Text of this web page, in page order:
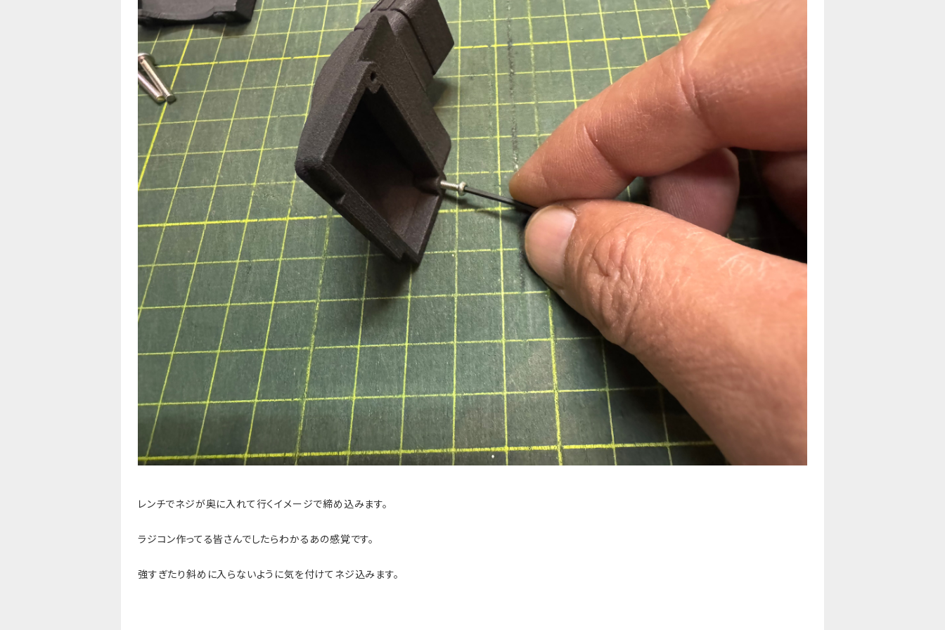
レンチでネジが奥に入れて行くイメージで締め込みます。
ラジコン作ってる皆さんでしたらわかるあの感覚です。
強すぎたり斜めに入らないように気を付けてネジ込みます。